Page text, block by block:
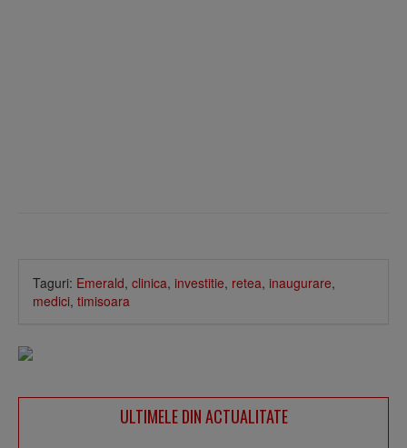
Taguri: Emerald, clinica, investitie, retea, inaugurare,
medici, timisoara
ULTIMELE DIN ACTUALITATE